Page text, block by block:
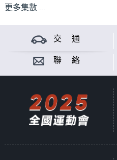
更多集數 ...
交 通
聯 絡